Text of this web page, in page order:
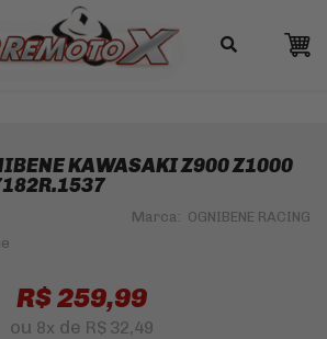
KAWASAKI Z900 Z1000
Marca: OGNIBENE RACING
R$ 259,99
ou 8x de R$ 32,49